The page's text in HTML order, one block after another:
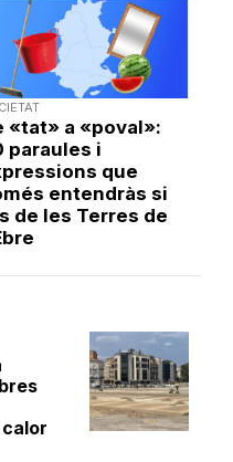
«tat» a «poval»:
paraules i
que
entendràs si
de les Terres de